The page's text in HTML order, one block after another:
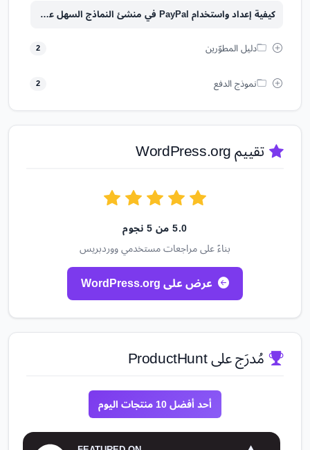
كيفية إعداد واستخدام PayPal في منشئ النماذج السهل على ووردبريس
دليل المطوّرين 2
نموذج الدفع 2
تقييم WordPress.org
5.0 من 5 نجوم
بناءً على مراجعات مستخدمي ووردبريس
عرض على WordPress.org
مُدرَج على ProductHunt
أحد أفضل 10 منتجات اليوم